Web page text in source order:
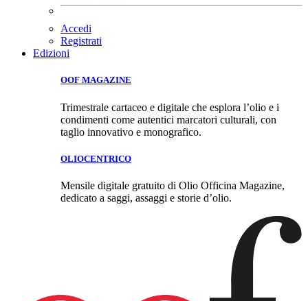
Accedi
Registrati
Edizioni
OOF MAGAZINE
Trimestrale cartaceo e digitale che esplora l’olio e i
condimenti come autentici marcatori culturali, con
taglio innovativo e monografico.
OLIOCENTRICO
Mensile digitale gratuito di Olio Officina Magazine,
dedicato a saggi, assaggi e storie d’olio.